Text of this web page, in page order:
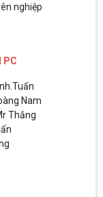
nghiệp
PC
Nam
Thắng